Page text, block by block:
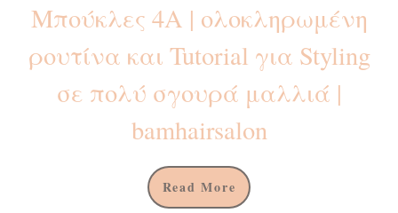
Μπούκλες 4Α | ολοκληρωμένη
ρουτίνα και Tutorial για Styling
σε πολύ σγουρά μαλλιά |
bamhairsalon
Read More